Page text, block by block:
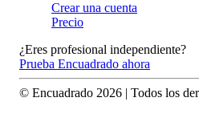
Crear una cuenta
Precio
¿Eres profesional independiente?
Prueba Encuadrado ahora
© Encuadrado 2026 | Todos los